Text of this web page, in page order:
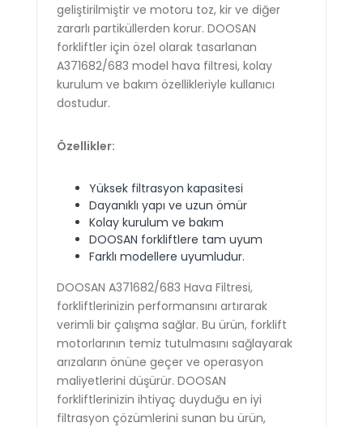
geliştirilmiştir ve motoru toz, kir ve diğer
zararlı partiküllerden korur. DOOSAN
forkliftler için özel olarak tasarlanan
A371682/683 model hava filtresi, kolay
kurulum ve bakım özellikleriyle kullanıcı
dostudur.
Özellikler:
Yüksek filtrasyon kapasitesi
Dayanıklı yapı ve uzun ömür
Kolay kurulum ve bakım
DOOSAN forkliftlere tam uyum
Farklı modellere uyumludur.
DOOSAN A371682/683 Hava Filtresi,
forkliftlerinizin performansını artırarak
verimli bir çalışma sağlar. Bu ürün, forklift
motorlarının temiz tutulmasını sağlayarak
arızaların önüne geçer ve operasyon
maliyetlerini düşürür. DOOSAN
forkliftlerinizin ihtiyaç duyduğu en iyi
filtrasyon çözümlerini sunan bu ürün,